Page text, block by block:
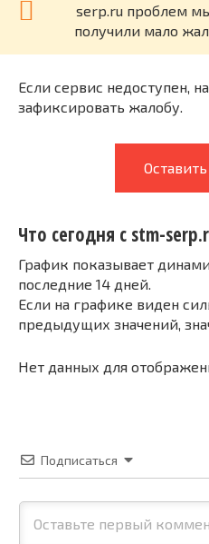
serp.ru проблем
получили мало
Если сервис недоступен,
зафиксировать жалобу.
Что сегодня с stm-
График показывает
последние 14 дней.
Если на графике виден
предыдущих значений,
Нет данных для
Подписаться